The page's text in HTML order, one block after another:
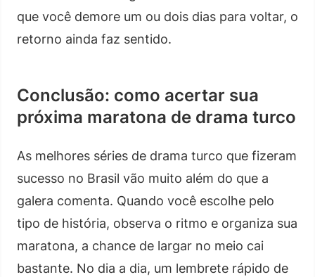
que você demore um ou dois dias para voltar, o
retorno ainda faz sentido.
Conclusão: como acertar sua
próxima maratona de drama turco
As melhores séries de drama turco que fizeram
sucesso no Brasil vão muito além do que a
galera comenta. Quando você escolhe pelo
tipo de história, observa o ritmo e organiza sua
maratona, a chance de largar no meio cai
bastante. No dia a dia, um lembrete rápido de